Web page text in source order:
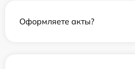
Оформляете акты?